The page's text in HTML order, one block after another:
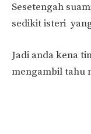
Sesetengah
sedikit isteri
Jadi anda kena
mengambil tahu